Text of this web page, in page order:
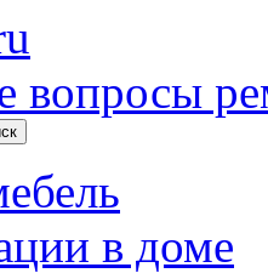
вопросы
в доме